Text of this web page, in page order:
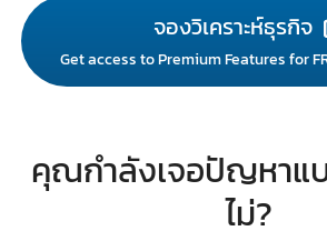
จองวิเคราะห์ธุรกิจ
Get access to Premium Features for
คุณกำลังเจอปัญหาแ
ไม่?